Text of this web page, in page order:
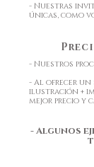
- Nuestras
únicas, como
- Nuestros
- Al ofrecer un
ilustración +
mejor precio y
- Algunos